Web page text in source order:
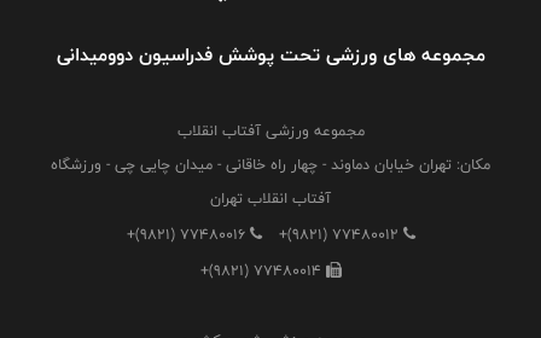
مجموعه های ورزشی تحت پوشش فدراسیون دوومیدانی
مجموعه ورزشی آفتاب انقلاب
مکان: تهران خیابان دماوند - چهار راه خاقانی - میدان چایی چی - ورزشگاه
آفتاب انقلاب تهران
+(9821) 77480012
+(9821) 77480016
+(9821) 77480014